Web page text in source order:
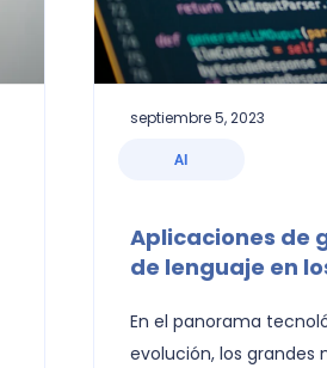
AI
Aplicaciones de
de lenguaje en
En el panorama
evolución, los grandes
septiembre 5, 2023